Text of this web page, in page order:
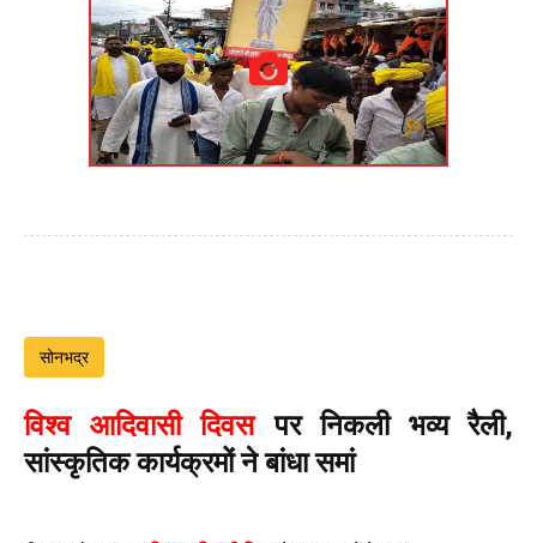
सोनभद्र
विश्व आदिवासी दिवसपर निकली भव्य रैली,
सांस्कृतिक कार्यक्रमों ने बांधा समां